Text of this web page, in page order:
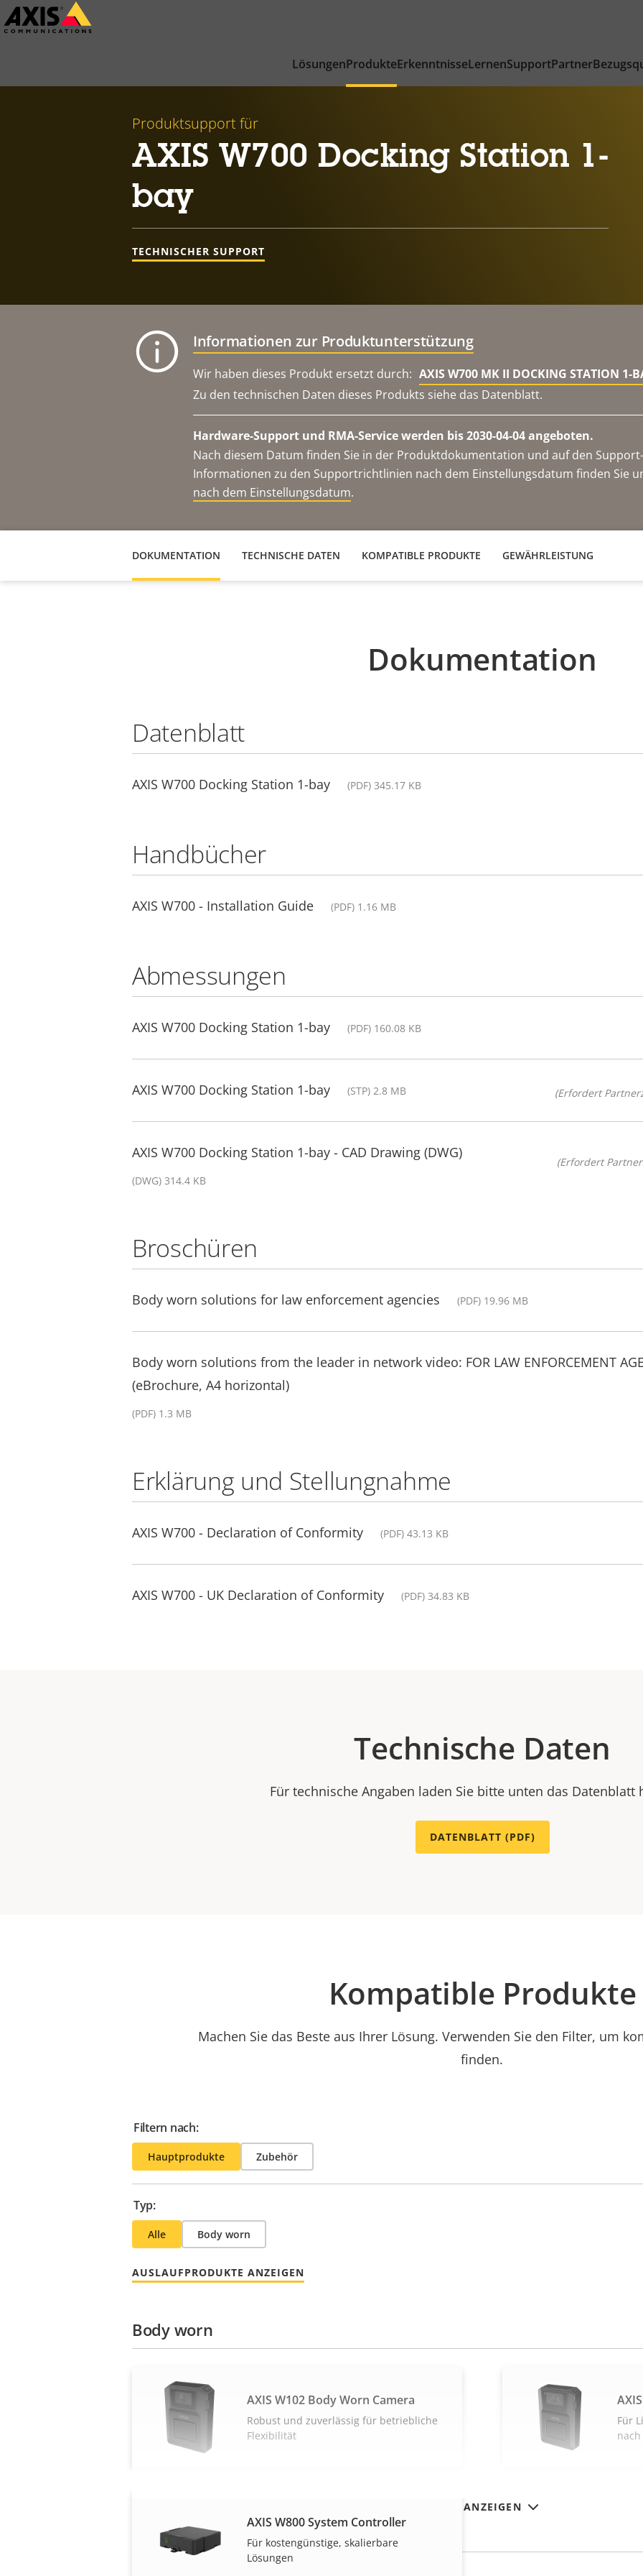
Zum
Hauptinhalt
LösungenProdukteErkenntnisseLernenSupportPartner
Produktsupport für
AXIS W700 Docking Station 1-
bay
TECHNISCHER SUPPORT
Informationen zur Produktunterstützung
Wir haben dieses Produkt ersetzt durch: AXIS W700 MK II DOCKING STATION 1-
Zu den technischen Daten dieses Produkts siehe das Datenblatt.
Hardware-Support und RMA-Service werden bis 2030-04-04 angeboten.
Nach diesem Datum finden Sie in der Produktdokumentation und auf den
Informationen zu den Supportrichtlinien nach dem Einstellungsdatum finden Sie
nach dem Einstellungsdatum.
DOKUMENTATION TECHNISCHE DATEN KOMPATIBLE PRODUKTE GEWÄHRLEISTUNG
Dokumentation
Datenblatt
AXIS W700 Docking Station 1-bay (PDF) 345.17 KB
Handbücher
AXIS W700 - Installation Guide (PDF) 1.16 MB
Abmessungen
AXIS W700 Docking Station 1-bay (PDF) 160.08 KB
AXIS W700 Docking Station 1-bay (STP) 2.8 MB (Erfordert
AXIS W700 Docking Station 1-bay - CAD Drawing (DWG)
(DWG) 314.4 KB
(Erfordert
Broschüren
Body worn solutions for law enforcement agencies (PDF) 19.96 MB
Body worn solutions from the leader in network video: FOR LAW ENFORCEMENT
(eBrochure, A4 horizontal)
(PDF) 1.3 MB
Erklärung und Stellungnahme
AXIS W700 - Declaration of Conformity (PDF) 43.13 KB
AXIS W700 - UK Declaration of Conformity (PDF) 34.83 KB
Technische Daten
Für technische Angaben laden Sie bitte unten das Datenblatt
DATENBLATT (PDF)
Kompatible Produkte
Machen Sie das Beste aus Ihrer Lösung. Verwenden Sie den Filter, um
finden.
Filtern nach:
Hauptprodukte Zubehör
Typ:
Alle Body worn
AUSLAUFPRODUKTE ANZEIGEN
MEHR ANZEIGEN
Body worn
AXIS W102 Body Worn Camera
Robust und zuverlässig für betriebliche
Flexibilität
Für
AXIS W800 System Controller
Für kostengünstige, skalierbare
Lösungen